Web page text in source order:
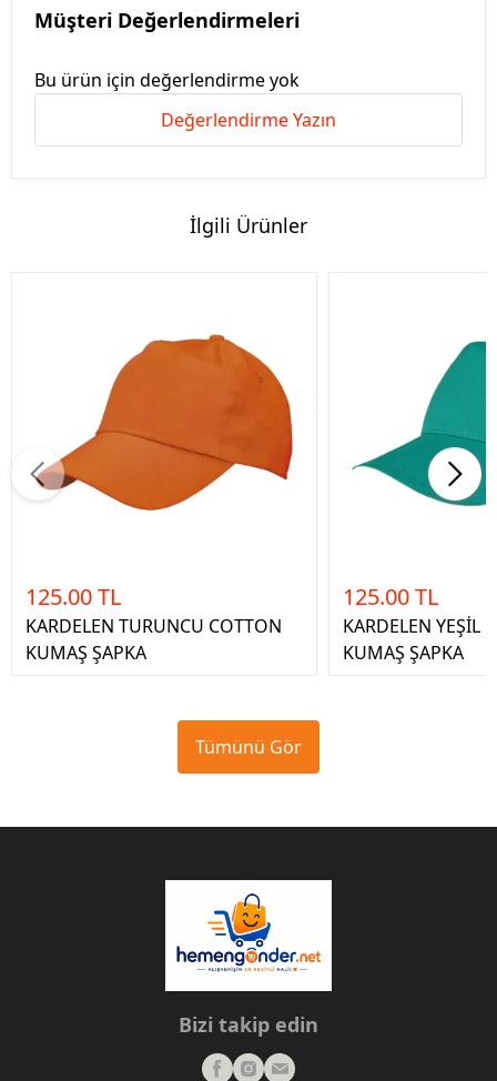
Müşteri Değerlendirmeleri
Bu ürün için değerlendirme yok
Değerlendirme Yazın
İlgili Ürünler
125.00 TL
KARDELEN TURUNCU COTTON
KUMAŞ ŞAPKA
125.00 TL
KARDELEN YEŞİL
KUMAŞ ŞAPKA
Tümünü Gör
Bizi takip edin